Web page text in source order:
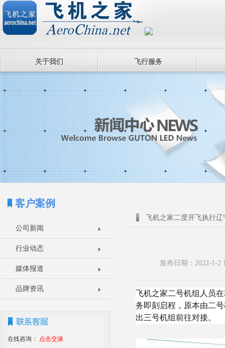
关于我们 飞行服务
客户案例
公司新闻
行业动态
媒体报道
品牌资讯
在线咨询：
点击交谈
飞机之家二度开飞执行
发布日期：2022-1-
飞机之家二号机组人员
务即刻启程，原本由二
出三号机组前往对接。